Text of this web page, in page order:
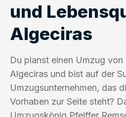
und
Algeciras
Du planst einen Umzug von
Algeciras und bist auf der
Umzugsunternehmen, das
Vorhaben zur Seite steht?